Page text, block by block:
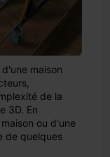
maison
de la
3D. En
ou d'une
de quelques